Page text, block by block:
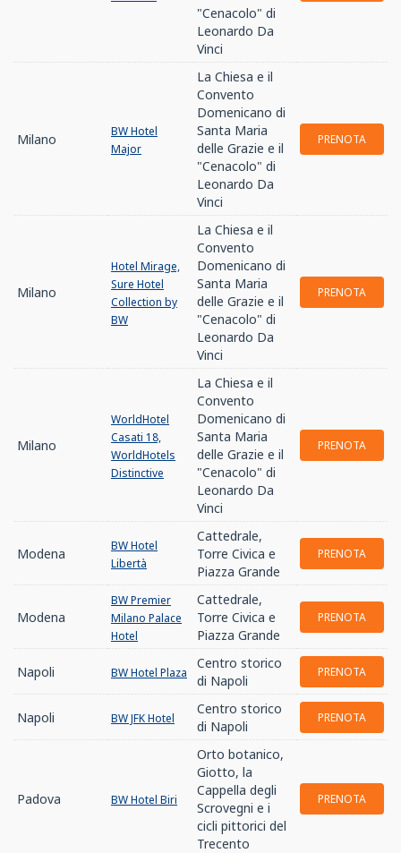
"Cenacolo" di
Leonardo Da
Vinci
Milano
BW Hotel
Major
La Chiesa e il
Convento
Domenicano di
Santa Maria
delle Grazie e il
"Cenacolo" di
Leonardo Da
Vinci
PRENOTA
Milano
Hotel Mirage,
Sure Hotel
Collection by
BW
La Chiesa e il
Convento
Domenicano di
Santa Maria
delle Grazie e il
"Cenacolo" di
Leonardo Da
Vinci
PRENOTA
Milano
WorldHotel
Casati 18,
WorldHotels
Distinctive
La Chiesa e il
Convento
Domenicano di
Santa Maria
delle Grazie e il
"Cenacolo" di
Leonardo Da
Vinci
PRENOTA
Modena
BW Hotel
Libertà
Cattedrale,
Torre Civica e
Piazza Grande
PRENOTA
Modena
BW Premier
Milano Palace
Hotel
Cattedrale,
Torre Civica e
Piazza Grande
PRENOTA
Napoli BW Hotel Plaza
Centro storico
di Napoli
PRENOTA
Napoli BW JFK Hotel
Centro storico
di Napoli
PRENOTA
Padova BW Hotel Biri
Orto botanico,
Giotto, la
Cappella degli
Scrovegni e i
cicli pittorici del
Trecento
PRENOTA